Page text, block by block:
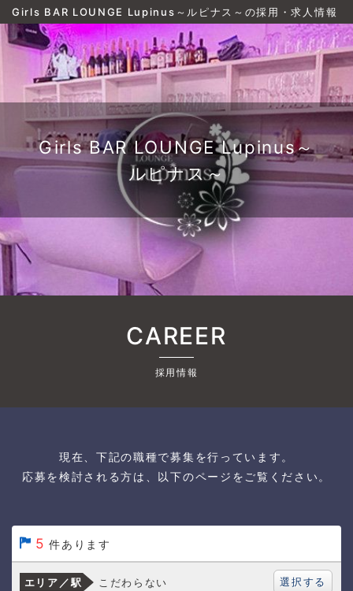
Girls BAR LOUNGE Lupinus～ルピナス～の採用・求人情報
Girls BAR LOUNGE Lupinus～
ルピナス～
CAREER
採用情報
現在、下記の職種で募集を行っています。
応募を検討される方は、以下のページをご覧ください。
5 件あります
エリア／駅 こだわらない 選択する